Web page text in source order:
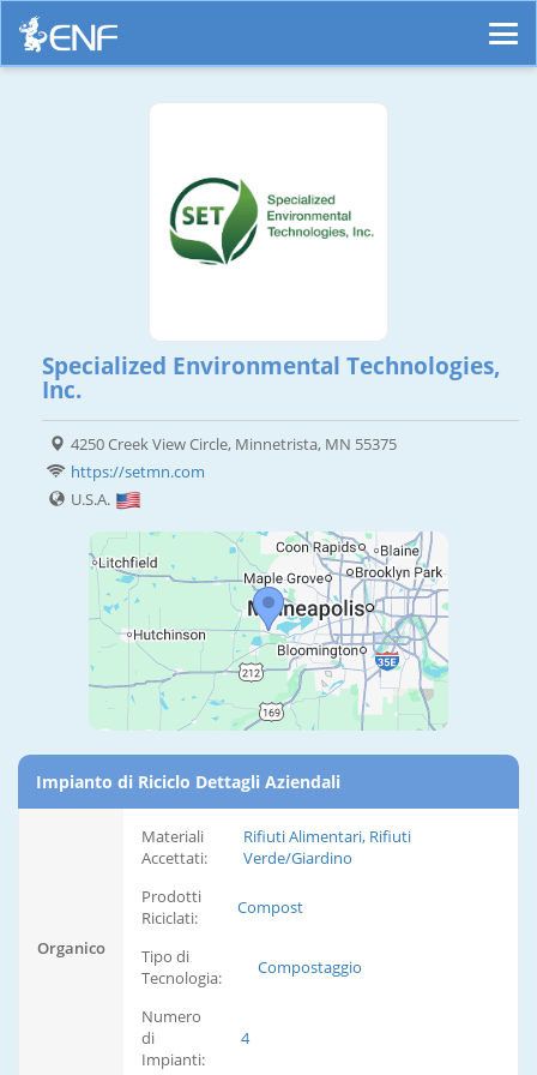
Specialized Environmental Technologies,
Inc.
4250 Creek View Circle, Minnetrista, MN 55375
https://setmn.com
U.S.A.
Impianto di Riciclo Dettagli Aziendali
Organico
Materiali
Accettati:
Rifiuti Alimentari, Rifiuti
Verde/Giardino
Prodotti
Riciclati:
Compost
Tipo di
Tecnologia:
Compostaggio
Numero
di
Impianti:
4